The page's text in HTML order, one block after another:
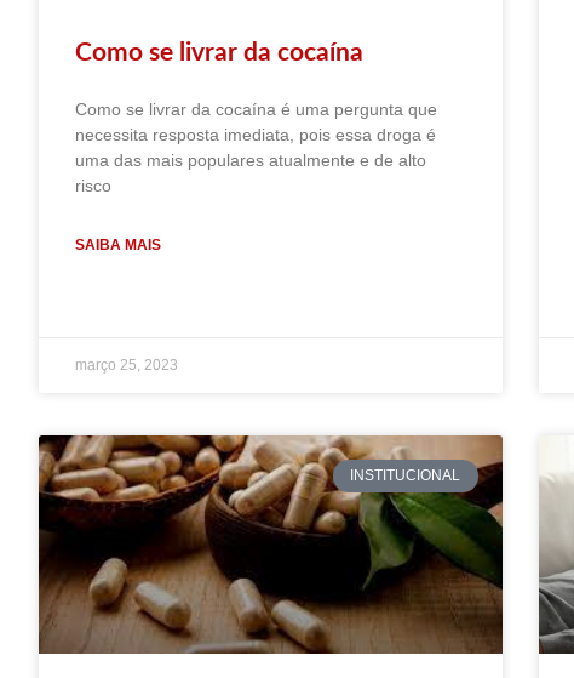
Como se livrar da cocaína
Como se livrar da cocaína é uma pergunta que
necessita resposta imediata, pois essa droga é
uma das mais populares atualmente e de alto
risco
SAIBA MAIS
março 25, 2023
INSTITUCIONAL